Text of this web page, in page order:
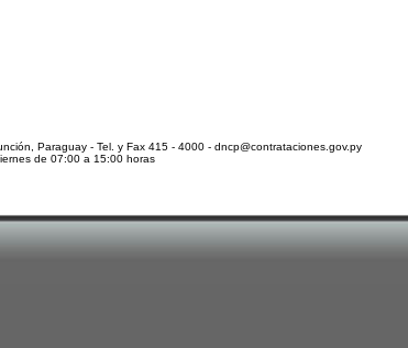
Paraguay - Tel. y Fax 415 - 4000 - dncp@contrataciones.gov.py
de 07:00 a 15:00 horas